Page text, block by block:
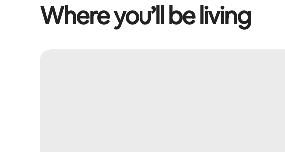
Where you’ll be living